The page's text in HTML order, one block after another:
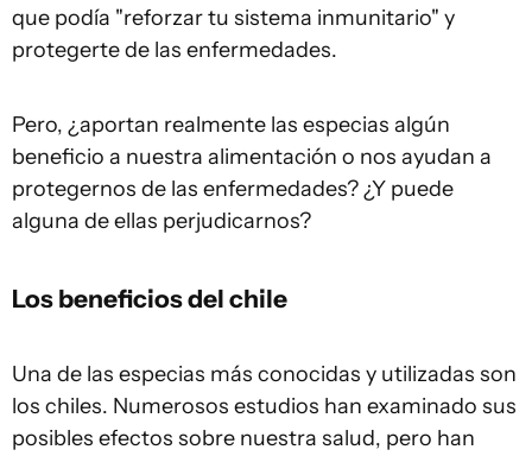
que podía "reforzar tu sistema inmunitario" y
protegerte de las enfermedades.
Pero, ¿aportan realmente las especias algún
beneficio a nuestra alimentación o nos ayudan a
protegernos de las enfermedades? ¿Y puede
alguna de ellas perjudicarnos?
Los beneficios del chile
Una de las especias más conocidas y utilizadas son
los chiles. Numerosos estudios han examinado sus
posibles efectos sobre nuestra salud, pero han